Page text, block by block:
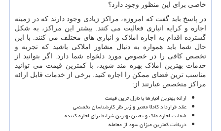
خاصی برای این منظور وجود دارد؟
در پاسخ باید گفت که امروزه، مراکز زیادی وجود دارند که در زمینه
اجاره و کرایه انباری فعالیت می کنند. بیشتر این مراکز، به شکل
گسترده اقدام به اجاره املاک و انباری های مختلف می کنند. با این
حال شما باید همواره به دنبال مشاور املاکی باشید که تجربه و
تخصص کافی را در خصوص مورد دلخواه شما دارد. اگر بتوانید از
خدمات بهترین املاک بهره مند شوید، با کمترین قیمت می توانید
مناسب ترین فضای ممکن را اجاره کنید. برخی از خدمات قابل ارائه
مراکز متخصص عبارتند از:
ارائه بهترین انبارها با نازل ترین قیمت
عقد قرارداد کاملا معتبر و زیر نظر کارشناسان تخصصی
ضمانت اجاره ملک و تعیین بهترین شرایط برای اجاره کننده
دریافت کمترین میزان سود از معامله